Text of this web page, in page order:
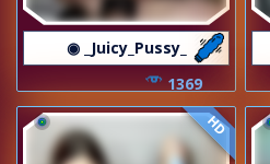
◉ _Juicy_Pussy_
1369
HD